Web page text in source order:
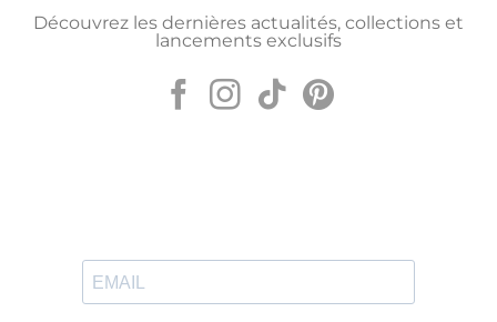
Découvrez les dernières actualités, collections et
lancements exclusifs